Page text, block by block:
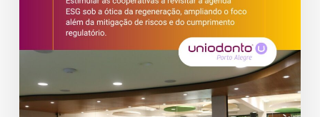
compromisso
práticas
ESG